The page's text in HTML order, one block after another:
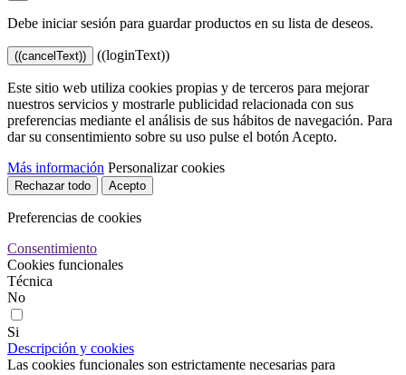
Debe iniciar sesión para guardar productos en su lista de deseos.
((cancelText)) ((loginText))
Este sitio web utiliza cookies propias y de terceros para mejorar
nuestros servicios y mostrarle publicidad relacionada con sus
preferencias mediante el análisis de sus hábitos de navegación. Para
dar su consentimiento sobre su uso pulse el botón Acepto.
Más información Personalizar cookies
Rechazar todo Acepto
Preferencias de cookies
Consentimiento
Cookies funcionales
Técnica
No
Si
Descripción y cookies
Las cookies funcionales son estrictamente necesarias para